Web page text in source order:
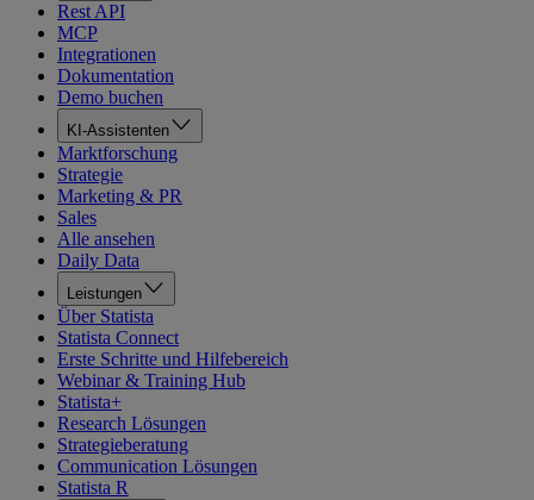
Rest API
MCP
Integrationen
Dokumentation
Demo buchen
KI-Assistenten
Marktforschung
Strategie
Marketing & PR
Sales
Alle ansehen
Daily Data
Leistungen
Über Statista
Statista Connect
Erste Schritte und Hilfebereich
Webinar & Training Hub
Statista+
Research Lösungen
Strategieberatung
Communication Lösungen
Statista R